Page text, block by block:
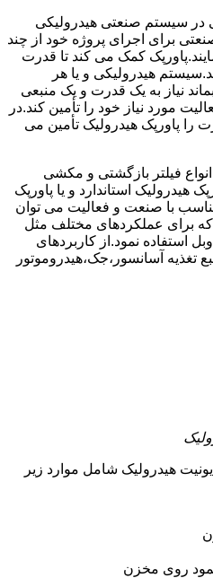
در سیستم صنعتی هیدرولیکی
برای اجرای پروژه خود از چند
کمک می کند تا قدرت
هیدرولیکی و یا هر
نیاز به یک قدرت و یک منبعی
مورد نیاز خود را تأمین کند.در
را پاورپک هیدرولیک تأمین می
فیلتر بازگشتی و مکشی
استاندارد و یا پاورپک
با صنعت و فعالیت می توان
که برای عملکردهای مختلف مثل
استفاده نمود.از کاربردهای
تغذیه آسانسور،جک،هیدروموتور
هیدرولیک شامل موارد زیر
روی مخزن